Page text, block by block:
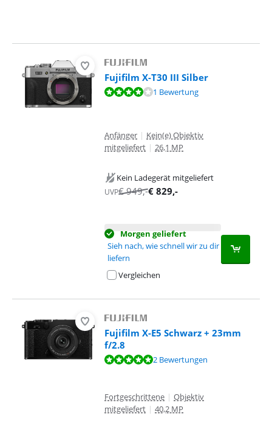
Fujifilm X-T30 III Silber
Bewertet mit 8,0 von 10, basierend auf 1 Bewertung.
1 Bewertung
Anfänger | Kein(e) Objektiv
mitgeliefert | 26,1 MP
Kein Ladegerät mitgeliefert
UVP€949,-€ 829,-
Morgen geliefert
Sieh nach, wie schnell wir zu dir
liefern
Vergleichen
Fujifilm X-E5 Schwarz + 23mm
f/2.8
Bewertet mit 9,8 von 10, basierend auf 2 Bewertungen.
2 Bewertungen
Fortgeschrittene | Objektiv
mitgeliefert | 40,2 MP